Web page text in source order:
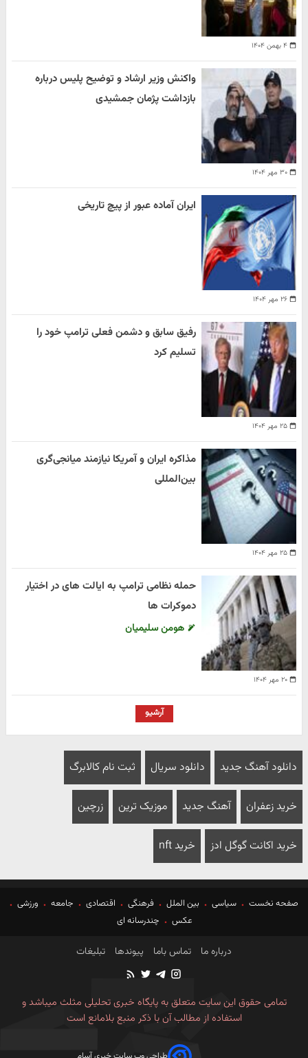
۴ بهمن ۱۴۰۴
۳۰ مهر ۱۴۰۴
واکنش وزیر ارشاد و توضیح پلیس درباره
بازداشت پژمان جمشیدی
۲۶ مهر ۱۴۰۴
ایران آماده عبور از پیچ تاریخی
۲۵ مهر ۱۴۰۴
رفیق سابق و دشمن فعلی ترامپ خود را
تسلیم کرد
۲۵ مهر ۱۴۰۴
مذاکره ایران و آمریکا نیازمند میانجی‌گری
بین‌المللی
۲۰ مهر ۱۴۰۴
حمله نظامی ترامپ به ایالت های در اختیار
دموکرات ها
هومن سلیمیان
آرشیو
دانلود آهنگ جدید دانلود سریال ثبت نام کالابرگ
خرید زعفران آهنگ جدید موزیک ترین زرچین
خرید اکانت گوگل ادز خرید nft
صفحه نخست سیاسی بین الملل فرهنگی اقتصادی جامعه
ورزشی
عکس
چندرسانه ای
درباره ما تماس باما پیوندها تبلیغات
تمامی حقوق این سایت متعلق به پایگاه خبری تحلیلی مثلث میباشد و
استفاده از مطالب آن با ذکر منبع بلامانع است